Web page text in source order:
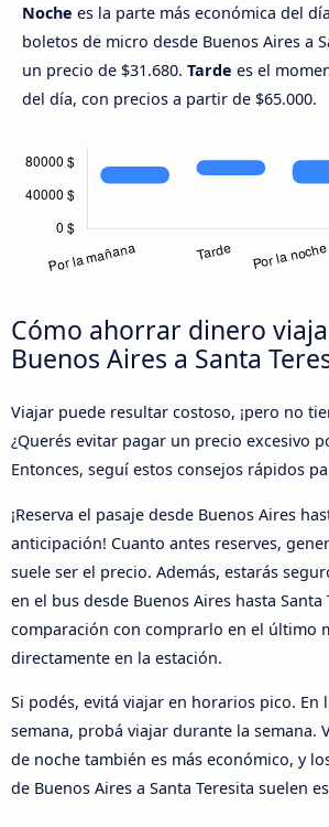
Noche es la parte más económica del
boletos de micro desde Buenos Aires a
un precio de $31.680. Tarde es el
del día, con precios a partir de $65.000.
Cómo ahorrar dinero
Buenos Aires a Santa
Viajar puede resultar costoso, ¡pero no
¿Querés evitar pagar un precio excesivo
Entonces, seguí estos consejos rápidos
¡Reserva el pasaje desde Buenos Aires
anticipación! Cuanto antes reserves,
suele ser el precio. Además, estarás
en el bus desde Buenos Aires hasta Santa
comparación con comprarlo en el último
directamente en la estación.
Si podés, evitá viajar en horarios pico. En
semana, probá viajar durante la semana.
de noche también es más económico, y
de Buenos Aires a Santa Teresita suelen